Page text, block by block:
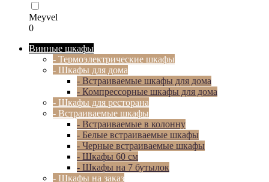
Meyvel
0
Винные шкафы
- Термоэлектрические шкафы
- Шкафы для дома
- Встраиваемые шкафы для дома
- Компрессорные шкафы для дома
- Шкафы для ресторана
- Встраиваемые шкафы
- Встраиваемые в колонну
- Белые встраиваемые шкафы
- Черные встраиваемые шкафы
- Шкафы 60 см
- Шкафы на 7 бутылок
- Шкафы на заказ